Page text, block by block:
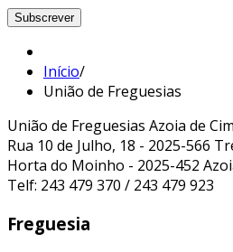
Início/
União de Freguesias
União de Freguesias Azoia de
Rua 10 de Julho, 18 - 2025-566
Horta do Moinho - 2025-452
Telf: 243 479 370 / 243 479 923
Freguesia